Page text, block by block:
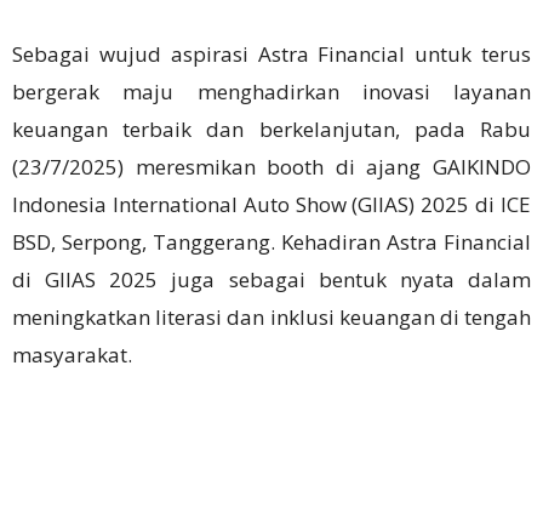
Sebagai wujud aspirasi Astra Financial untuk terus
bergerak maju menghadirkan inovasi layanan
keuangan terbaik dan berkelanjutan, pada Rabu
(23/7/2025) meresmikan booth di ajang GAIKINDO
Indonesia International Auto Show (GIIAS) 2025 di ICE
BSD, Serpong, Tanggerang. Kehadiran Astra Financial
di GIIAS 2025 juga sebagai bentuk nyata dalam
meningkatkan literasi dan inklusi keuangan di tengah
masyarakat.